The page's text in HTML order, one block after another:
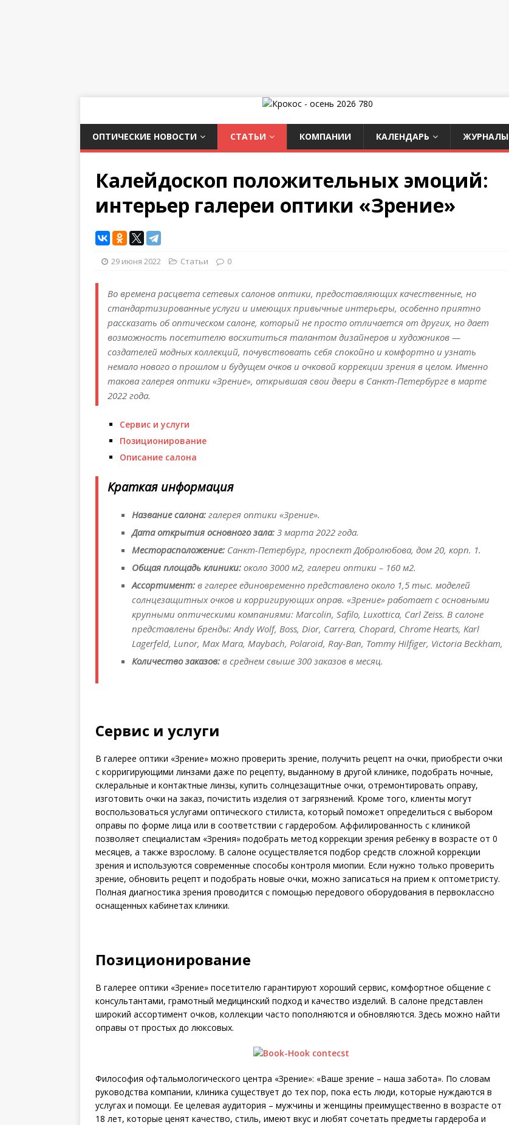
ОПТИЧЕСКИЕ НОВОСТИ СТАТЬИ КОМПАНИИ КАЛЕНДАРЬ ЖУРНАЛЫ
Калейдоскоп положительных эмоций:
интерьер галереи оптики «Зрение»
29 июня 2022 Статьи 0
Во времена расцвета сетевых салонов оптики, предоставляющих качественные, но
стандартизированные услуги и имеющих привычные интерьеры, особенно приятно
рассказать об оптическом салоне, который не просто отличается от других, но дает
возможность посетителю восхититься талантом дизайнеров и художников —
создателей модных коллекций, почувствовать себя спокойно и комфортно и узнать
немало нового о прошлом и будущем очков и очковой коррекции зрения в целом. Именно
такова галерея оптики «Зрение», открывшая свои двери в Санкт-Петербурге в марте
2022 года.
Сервис и услуги
Позиционирование
Описание салона
Краткая информация
Название салона: галерея оптики «Зрение».
Дата открытия основного зала: 3 марта 2022 года.
Месторасположение: Санкт-Петербург, проспект Добролюбова, дом 20, корп. 1.
Общая площадь клиники: около 3000 м2, галереи оптики – 160 м2.
Ассортимент: в галерее единовременно представлено около 1,5 тыс. моделей
солнцезащитных очков и корригирующих оправ. «Зрение» работает с основными
крупными оптическими компаниями: Marcolin, Safilo, Luxottica, Carl Zeiss. В салоне
представлены бренды: Andy Wolf, Boss, Dior, Carrera, Chopard, Chrome Hearts, Karl
Lagerfeld, Lunor, Max Mara, Maybach, Polaroid, Ray-Ban, Tommy Hilfiger, Victoria Beckham,
Количество заказов: в среднем свыше 300 заказов в месяц.
Сервис и услуги
В галерее оптики «Зрение» можно проверить зрение, получить рецепт на очки, приобрести очки
с корригирующими линзами даже по рецепту, выданному в другой клинике, подобрать ночные,
склеральные и контактные линзы, купить солнцезащитные очки, отремонтировать оправу,
изготовить очки на заказ, почистить изделия от загрязнений. Кроме того, клиенты могут
воспользоваться услугами оптического стилиста, который поможет определиться с выбором
оправы по форме лица или в соответствии с гардеробом. Аффилированность с клиникой
позволяет специалистам «Зрения» подобрать метод коррекции зрения ребенку в возрасте от 0
месяцев, а также взрослому. В салоне осуществляется подбор средств сложной коррекции
зрения и используются современные способы контроля миопии. Если нужно только проверить
зрение, обновить рецепт и подобрать новые очки, можно записаться на прием к оптометристу.
Полная диагностика зрения проводится с помощью передового оборудования в первоклассно
оснащенных кабинетах клиники.
Позиционирование
В галерее оптики «Зрение» посетителю гарантируют хороший сервис, комфортное общение с
консультантами, грамотный медицинский подход и качество изделий. В салоне представлен
широкий ассортимент очков, коллекции часто пополняются и обновляются. Здесь можно найти
оправы от простых до люксовых.
Философия офтальмологического центра «Зрение»: «Ваше зрение – наша забота». По словам
руководства компании, клиника существует до тех пор, пока есть люди, которые нуждаются в
услугах и помощи. Ее целевая аудитория – мужчины и женщины преимущественно в возрасте от
18 лет, которые ценят качество, стиль, имеют вкус и любят сочетать предметы гардероба и